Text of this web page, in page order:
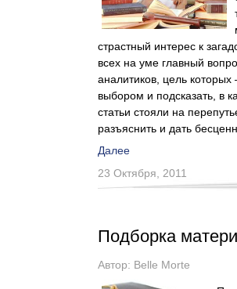
страстный интерес к
всех на уме главный
аналитиков, цель
выбором и подсказать, в
статьи стояли на
разъяснить и дать
Далее
23 Октября, 2011
Подборка
Автор: Belle Morte